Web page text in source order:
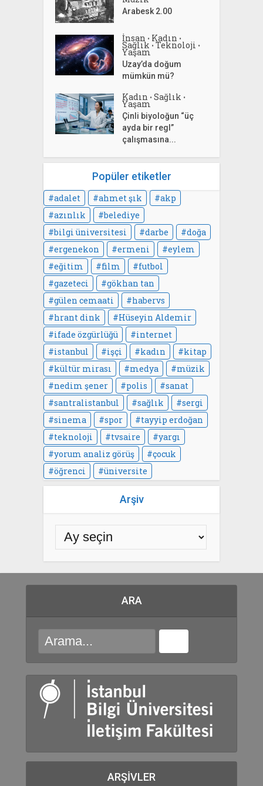
Arabesk 2.00
İnsan • Kadın •
Sağlık • Teknoloji •
Yaşam
Uzay’da doğum
mümkün mü?
Kadın • Sağlık •
Yaşam
Çinli biyoloğun “üç
ayda bir regl”
çalışmasına...
Popüler etiketler
adalet ahmet şık
akp
azınlık
belediye
bilgi üniversitesi
darbe
doğa
ergenekon
ermeni
eylem
eğitim
film
futbol
gazeteci
gökhan tan
gülen cemaati
habervs
hrant dink
Hüseyin Aldemir
ifade özgürlüğü
internet
istanbul
işçi kadın
kitap
kültür mirası
medya
müzik
nedim şener
polis
sanat
santralistanbul
sağlık
sergi
sinema
spor
tayyip erdoğan
teknoloji
tvsaire
yargı
yorum analiz görüş
çocuk
öğrenci
üniversite
Arşiv
ARA
ARŞIVLER